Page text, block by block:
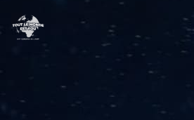
Pular
conteúdo